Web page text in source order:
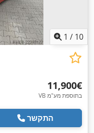
1 / 10
‏11,900 ‏€
VB בתוספת מע"מ
התקשר